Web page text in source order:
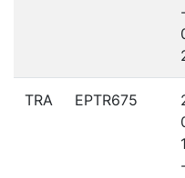
TRA EPTR675